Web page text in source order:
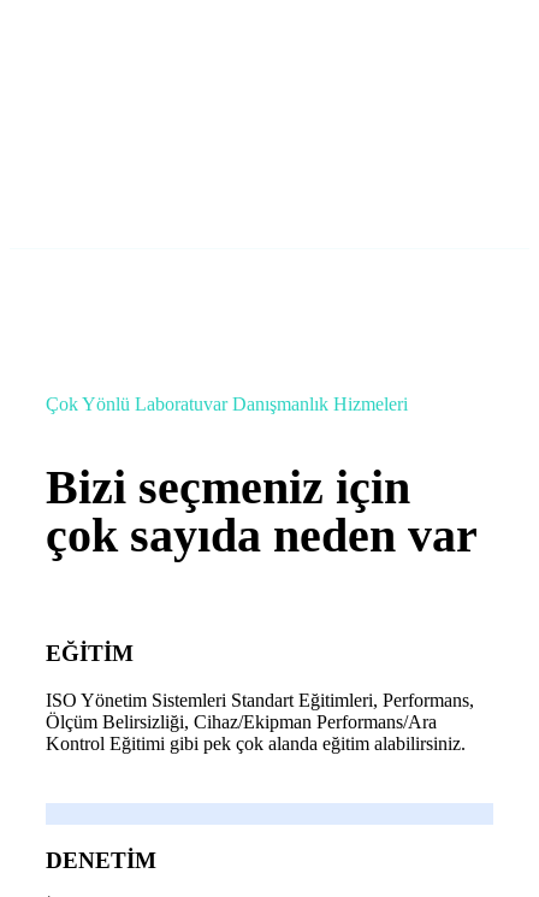
Çok Yönlü Laboratuvar Danışmanlık Hizmeleri
Bizi seçmeniz için
çok sayıda neden var
EĞİTİM
ISO Yönetim Sistemleri Standart Eğitimleri, Performans,
Ölçüm Belirsizliği, Cihaz/Ekipman Performans/Ara
Kontrol Eğitimi gibi pek çok alanda eğitim alabilirsiniz.
DENETİM